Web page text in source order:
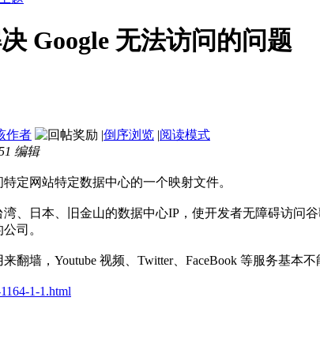
Google 无法访问的问题
作者 |倒序浏览 |阅读模式
编辑
定网站特定数据中心的一个映射文件。
、日本、旧金山的数据中心IP，使开发者无障碍访问
司。
翻墙，Youtube 视频、Twitter、FaceBook 等服务基本不
1-1.html